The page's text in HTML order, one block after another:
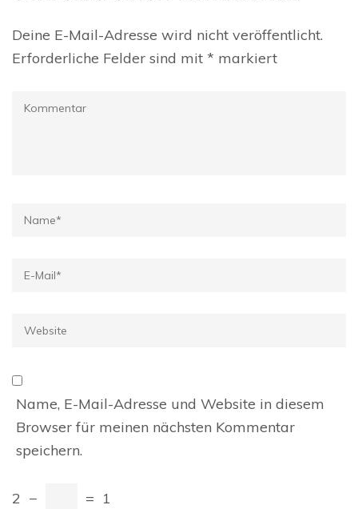
Deine E-Mail-Adresse wird nicht veröffentlicht.
Erforderliche Felder sind mit * markiert
Kommentar
Name*
E-
Website
Name, E-Mail-Adresse und Website in diesem
Browser für meinen nächsten Kommentar
speichern.
2 − = 1